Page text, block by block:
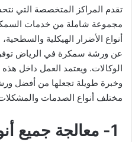
تقدم المراكز المتخصصة التي
مجموعة شاملة من خدمات
أنواع الأضرار الهيكلية
عن ورشة سمكرة في الرياض
الوكالات. ويعتمد العمل داخل
وخبرة طويلة تجعلها من أفضل
مختلف أنواع الصدمات والمشكلات
1- معالجة جميع